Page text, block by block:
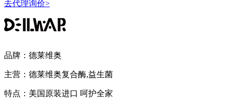
去代理询价>
品牌： 德莱维奥
主营： 德莱维奥复合酶,益生菌
特点： 美国原装进口 呵护全家